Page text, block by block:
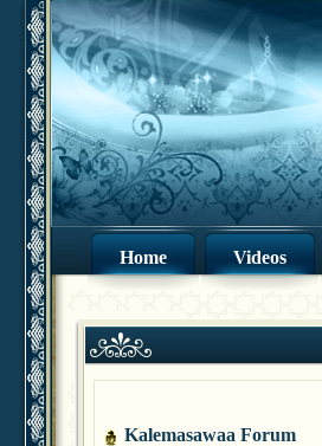
Home Videos
Kalemasawaa Forum